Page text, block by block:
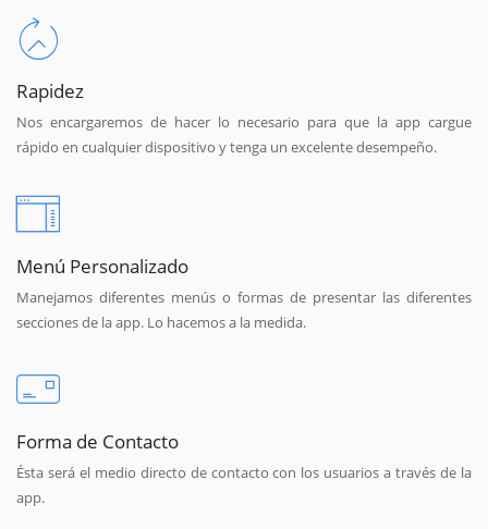
Rapidez
Nos encargaremos de hacer lo necesario para que la app cargue
rápido en cualquier dispositivo y tenga un excelente desempeño.
Menú Personalizado
Manejamos diferentes menús o formas de presentar las diferentes
secciones de la app. Lo hacemos a la medida.
Forma de Contacto
Ésta será el medio directo de contacto con los usuarios a través de la
app.